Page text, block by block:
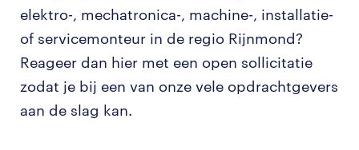
elektro-, mechatronica-, machine-, installatie-
of servicemonteur in de regio Rijnmond?
Reageer dan hier met een open sollicitatie
zodat je bij een van onze vele opdrachtgevers
aan de slag kan.